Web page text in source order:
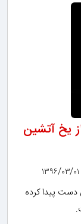
یخ آتشین
دست پیدا کرده